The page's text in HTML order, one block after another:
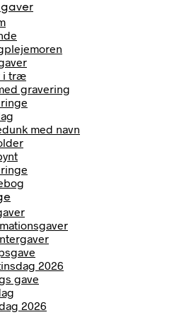
gaver
i træ
gravering
med navn
2026
gave
2026